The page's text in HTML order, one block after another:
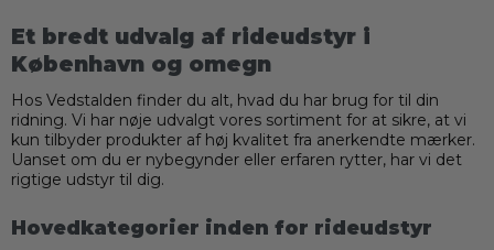
Et bredt udvalg af rideudstyr i
København og omegn
Hos Vedstalden finder du alt, hvad du har brug for til din
ridning. Vi har nøje udvalgt vores sortiment for at sikre, at vi
kun tilbyder produkter af høj kvalitet fra anerkendte mærker.
Uanset om du er nybegynder eller erfaren rytter, har vi det
rigtige udstyr til dig.
Hovedkategorier inden for rideudstyr